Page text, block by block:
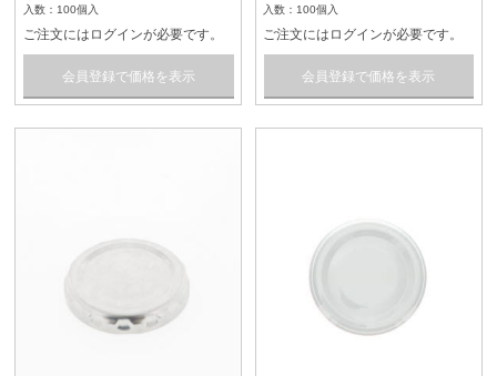
入数：100個入
ご注文にはログインが必要です。
会員登録で価格を表示
入数：100個入
ご注文にはログインが必要です。
会員登録で価格を表示